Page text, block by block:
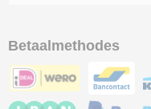
Betaalmethodes